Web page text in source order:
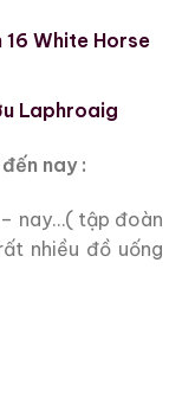
16 White Horse
Laphroaig
nay :
nay…( tập đoàn
nhiều đồ uống